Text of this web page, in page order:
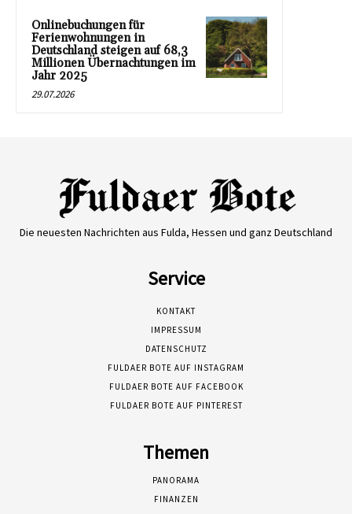
Onlinebuchungen für
Ferienwohnungen in
Deutschland steigen auf 68,3
Millionen Übernachtungen im
Jahr 2025
29.07.2026
Die neuesten Nachrichten aus Fulda, Hessen und ganz Deutschland
Service
KONTAKT
IMPRESSUM
DATENSCHUTZ
FULDAER BOTE AUF INSTAGRAM
FULDAER BOTE AUF FACEBOOK
FULDAER BOTE AUF PINTEREST
Themen
PANORAMA
FINANZEN